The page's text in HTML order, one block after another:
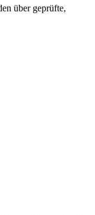
über geprüfte,